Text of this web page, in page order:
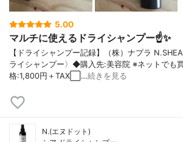
5.00
マルチに使えるドライシャンプー☝️✨
【ドライシャンプー記録】（株）ナプラ
ライシャンプー〉◆購入先:美容院 ※ネットでも
格:1,800円＋TAX⬜️…続きを見る
N.(エヌドット)